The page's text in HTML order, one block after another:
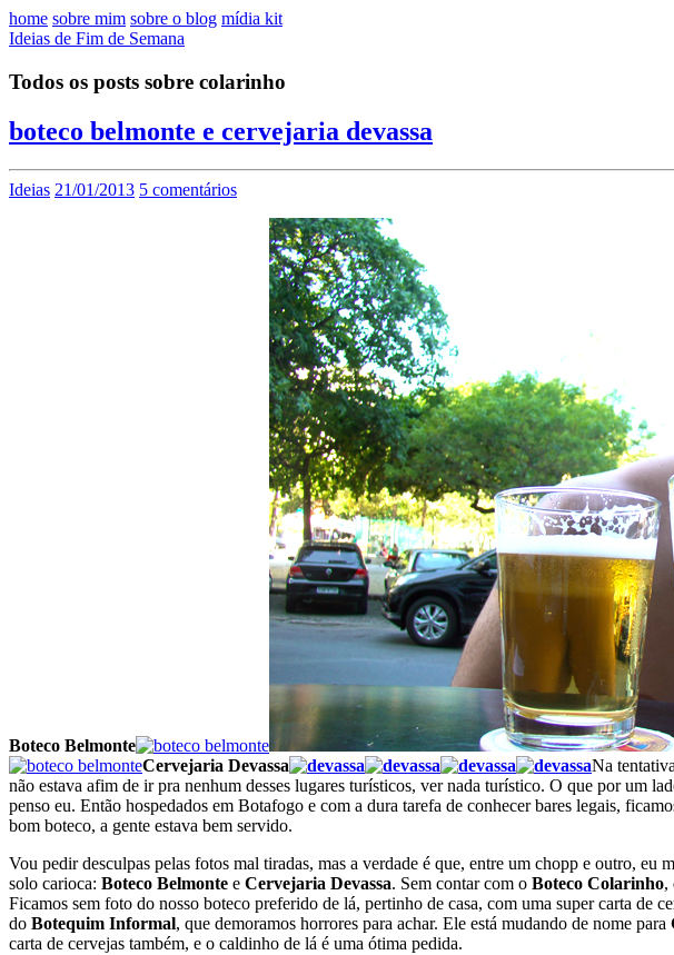
home sobre mim sobre o blog mídia kit
Ideias de Fim de Semana
Todos os posts sobre colarinho
boteco belmonte e cervejaria devassa
Ideias 21/01/2013 5 comentários
Boteco Belmonte
Cervejaria Devassa
Na
não estava afim de ir pra nenhum desses lugares turísticos, ver nada turístico. O que por um
penso eu. Então hospedados em Botafogo e com a dura tarefa de conhecer bares legais,
bom boteco, a gente estava bem servido.
Vou pedir desculpas pelas fotos mal tiradas, mas a verdade é que, entre um chopp e outro,
solo carioca: Boteco Belmonte e Cervejaria Devassa. Sem contar com o Boteco Colarinho,
Ficamos sem foto do nosso boteco preferido de lá, pertinho de casa, com uma super carta de
do Botequim Informal, que demoramos horrores para achar. Ele está mudando de nome para
carta de cervejas também, e o caldinho de lá é uma ótima pedida.